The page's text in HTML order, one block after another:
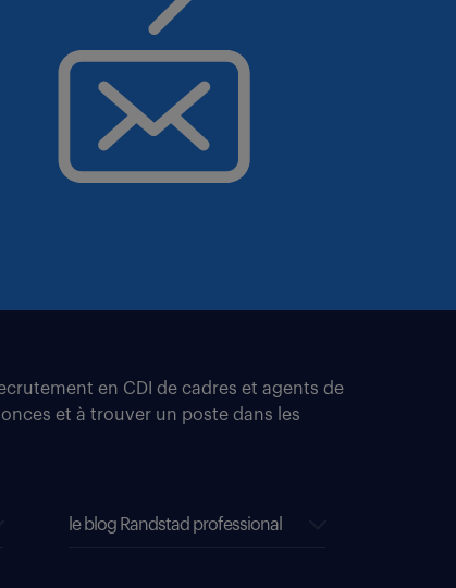
en CDI de cadres et agents de
et à trouver un poste dans les
le blog Randstad professional